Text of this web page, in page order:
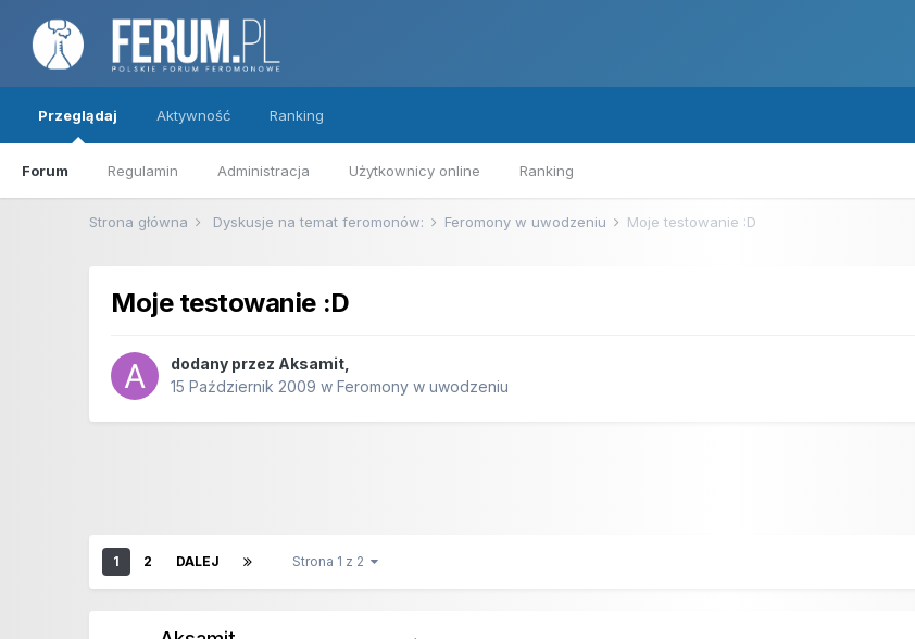
Przeglądaj
Forum Regulamin Administracja Użytkownicy online Ranking
Aktywność Ranking
Strona główna Dyskusje na temat feromonów: Feromony w uwodzeniu Moje testowanie :D
Moje testowanie :D
dodany przez Aksamit
15 Październik 2009 wFeromony w uwodzeniu
1 2 DALEJ Strona 1 z 2